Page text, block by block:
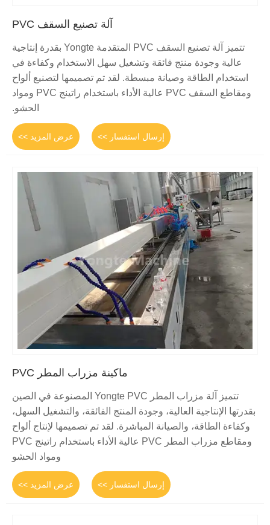
آلة تصنيع السقف PVC
تتميز آلة تصنيع السقف PVC المتقدمة Yongte بقدرة إنتاجية
عالية وجودة منتج فائقة وتشغيل سهل الاستخدام وكفاءة في
استخدام الطاقة وصيانة مبسطة. لقد تم تصميمها لتصنيع ألواح
ومقاطع السقف PVC عالية الأداء باستخدام راتينج PVC ومواد
الحشو.
عرض المزيد >> إرسال استفسار >>
ماكينة مزراب المطر PVC
تتميز آلة مزراب المطر Yongte PVC المصنوعة في الصين
بقدرتها الإنتاجية العالية، وجودة المنتج الفائقة، والتشغيل السهل،
وكفاءة الطاقة، والصيانة المباشرة. لقد تم تصميمها لإنتاج ألواح
ومقاطع مزراب المطر PVC عالية الأداء باستخدام راتينج PVC
ومواد الحشو
عرض المزيد >> إرسال استفسار >>